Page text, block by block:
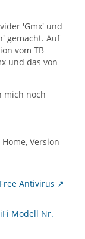
'Gmx' und
gemacht. Auf
vom TB
und das von
mich noch
Version
Antivirus
Modell Nr.